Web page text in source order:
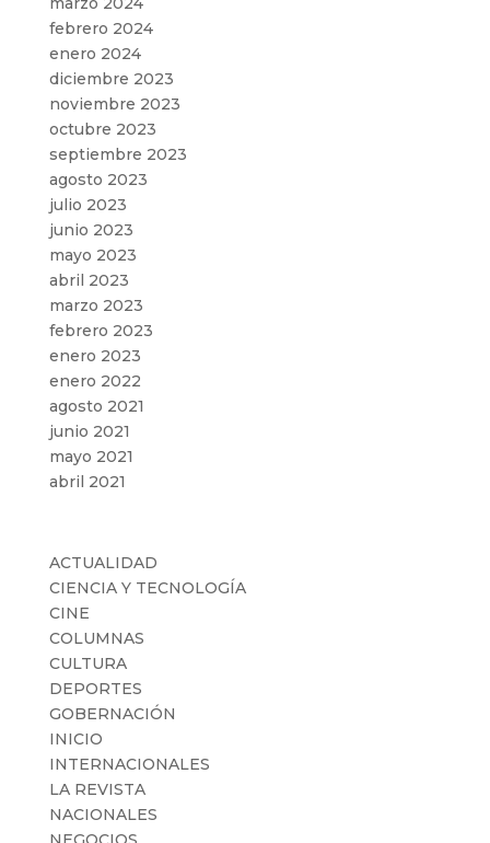
febrero 2024
enero 2024
diciembre 2023
noviembre 2023
octubre 2023
septiembre 2023
agosto 2023
julio 2023
junio 2023
mayo 2023
abril 2023
marzo 2023
febrero 2023
enero 2023
enero 2022
agosto 2021
junio 2021
mayo 2021
abril 2021
ACTUALIDAD
CIENCIA Y TECNOLOGÍA
CINE
COLUMNAS
CULTURA
DEPORTES
GOBERNACIÓN
INICIO
INTERNACIONALES
LA REVISTA
NACIONALES